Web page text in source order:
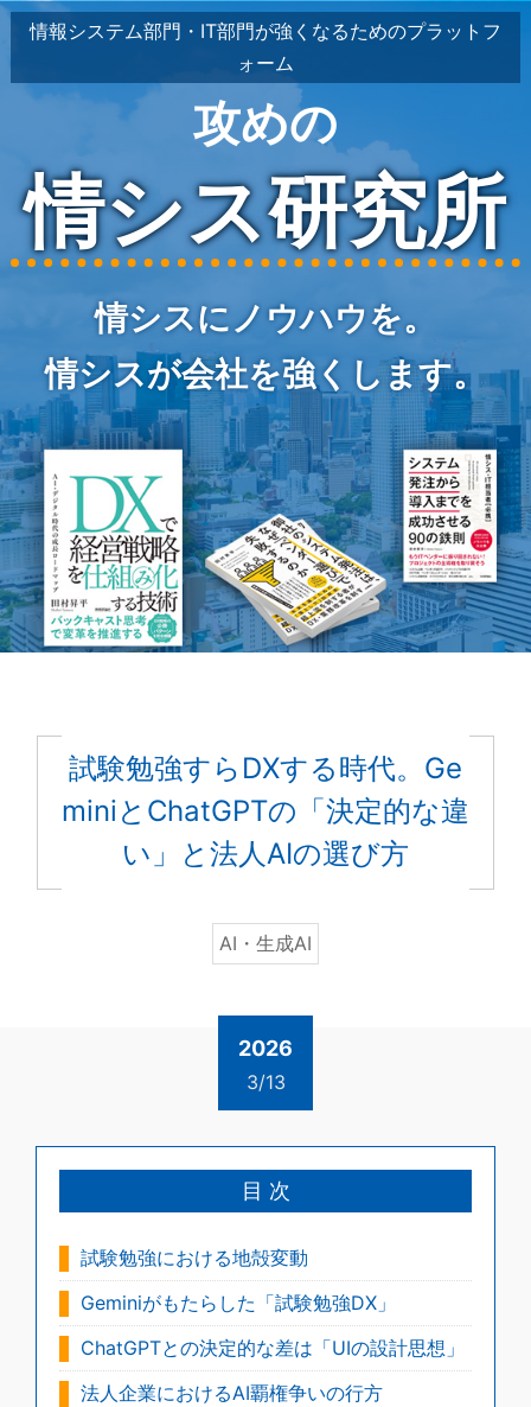
情報システム部門・IT部門が強くなるためのプラットフ
ォーム
攻めの
情シス研究所
情シスにノウハウを。
情シスが会社を強くします。
試験勉強すらDXする時代。Ge
miniとChatGPTの「決定的な違
い」と法人AIの選び方
AI・生成AI
2026
3/13
目 次
試験勉強における地殻変動
Geminiがもたらした「試験勉強DX」
ChatGPTとの決定的な差は「UIの設計思想」
法人企業におけるAI覇権争いの行方